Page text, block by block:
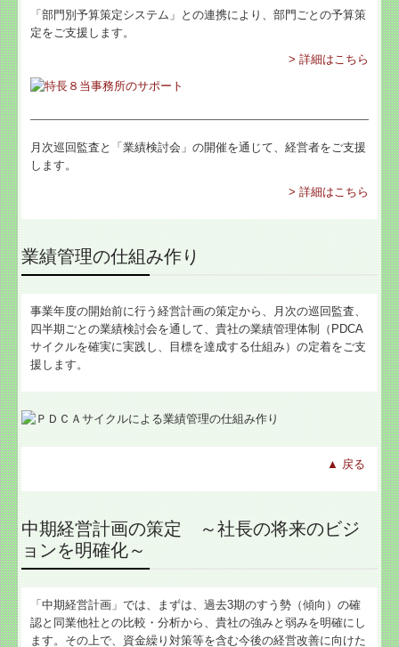
「部門別予算策定システム」との連携により、部門ごとの予算策
定をご支援します。
> 詳細はこちら
月次巡回監査と「業績検討会」の開催を通じて、経営者をご支援
します。
> 詳細はこちら
業績管理の仕組み作り
事業年度の開始前に行う経営計画の策定から、月次の巡回監査、
四半期ごとの業績検討会を通して、貴社の業績管理体制（PDCA
サイクルを確実に実践し、目標を達成する仕組み）の定着をご支
援します。
▲ 戻る
中期経営計画の策定 ～社長の将来のビジ
ョンを明確化～
「中期経営計画」では、まずは、過去3期のすう勢（傾向）の確
認と同業他社との比較・分析から、貴社の強みと弱みを明確にし
ます。その上で、資金繰り対策等を含む今後の経営改善に向けた